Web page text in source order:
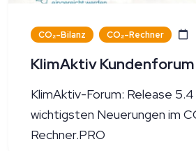
CO₂-Bilanz CO₂-Rechner
KlimAktiv-Forum: Release
wichtigsten Neuerungen im
Rechner.PRO